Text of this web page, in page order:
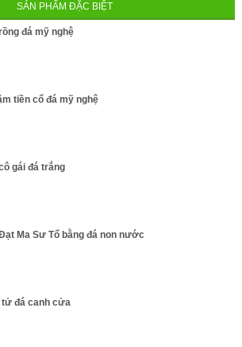
SẢN PHẨM ĐẶC BIỆT
đá mỹ nghệ
tiền cổ đá mỹ nghệ
gái đá trắng
Ma Sư Tổ bằng đá non nước
tử đá canh cửa